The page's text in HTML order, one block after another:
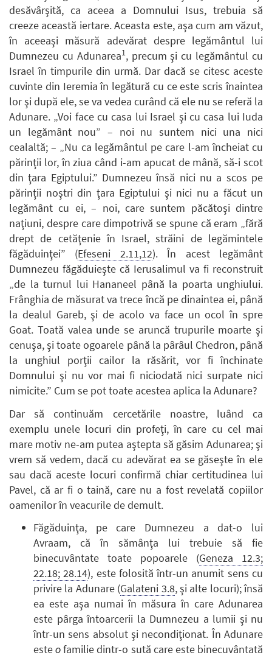
desăvârşită, ca aceea a Domnului Isus, trebuia să
creeze această iertare. Aceasta este, aşa cum am văzut,
în aceeaşi măsură adevărat despre legământul lui
Dumnezeu cu Adunarea1, precum şi cu legământul cu
Israel în timpurile din urmă. Dar dacă se citesc aceste
cuvinte din Ieremia în legătură cu ce este scris înaintea
lor şi după ele, se va vedea curând că ele nu se referă la
Adunare. „Voi face cu casa lui Israel şi cu casa lui Iuda
un legământ nou” – noi nu suntem nici una nici
cealaltă; – „Nu ca legământul pe care l-am încheiat cu
părinţii lor, în ziua când i-am apucat de mână, să-i scot
din ţara Egiptului.” Dumnezeu însă nici nu a scos pe
părinţii noştri din ţara Egiptului şi nici nu a făcut un
legământ cu ei, – noi, care suntem păcătoşi dintre
naţiuni, despre care dimpotrivă se spune că eram „fără
drept de cetăţenie în Israel, străini de legămintele
făgăduinţei” (Efeseni 2.11,12). În acest legământ
Dumnezeu făgăduieşte că Ierusalimul va fi reconstruit
„de la turnul lui Hananeel până la poarta unghiului.
Frânghia de măsurat va trece încă pe dinaintea ei, până
la dealul Gareb, şi de acolo va face un ocol în spre
Goat. Toată valea unde se aruncă trupurile moarte şi
cenuşa, şi toate ogoarele până la pârâul Chedron, până
la unghiul porţii cailor la răsărit, vor fi închinate
Domnului şi nu vor mai fi niciodată nici surpate nici
nimicite.” Cum se pot toate acestea aplica la Adunare?
Dar să continuăm cercetările noastre, luând ca
exemplu unele locuri din profeţi, în care cu cel mai
mare motiv ne-am putea aştepta să găsim Adunarea; şi
vrem să vedem, dacă cu adevărat ea se găseşte în ele
sau dacă aceste locuri confirmă chiar certitudinea lui
Pavel, că ar fi o taină, care nu a fost revelată copiilor
oamenilor în veacurile de demult.
Făgăduinţa, pe care Dumnezeu a dat-o lui
Avraam, că în sămânţa lui trebuie să fie
binecuvântate toate popoarele (Geneza 12.3;
22.18; 28.14), este folosită într-un anumit sens cu
privire la Adunare (Galateni 3.8, şi alte locuri); însă
ea este aşa numai în măsura în care Adunarea
este pârga întoarcerii la Dumnezeu a lumii şi nu
într-un sens absolut şi necondiţionat. În Adunare
esteo familie dintr-o sută care este binecuvântată